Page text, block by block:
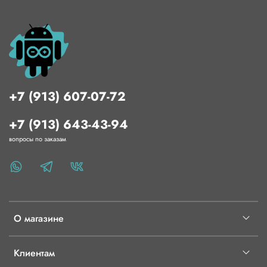
О магазине
Клиентам
+7 (913) 607-07-72
+7 (913) 643-43-94
вопросы по заказам